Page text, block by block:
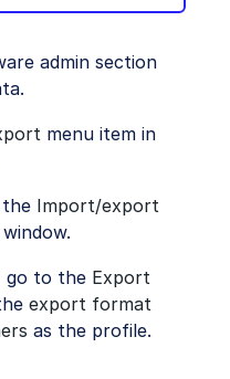
admin section
menu item in
Import/export
go to the Export
export format
as the profile.